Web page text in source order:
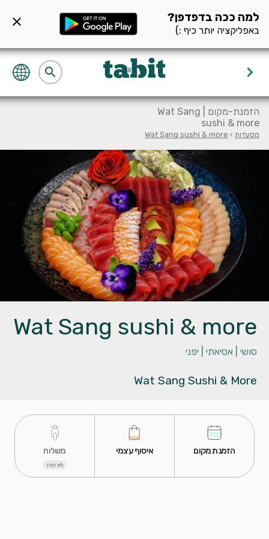
למה ככה בדפדפן?
באפליקציה יותר כיף :)
close
keyboard_arrow_right
search
הזמנת-מקום | Wat Sang
sushi & more
מסעדות ›
Wat Sang sushi & more
Wat Sang sushi & more
סושי | אסיאתי | יפני
Wat Sang Sushi & More
לא זמין